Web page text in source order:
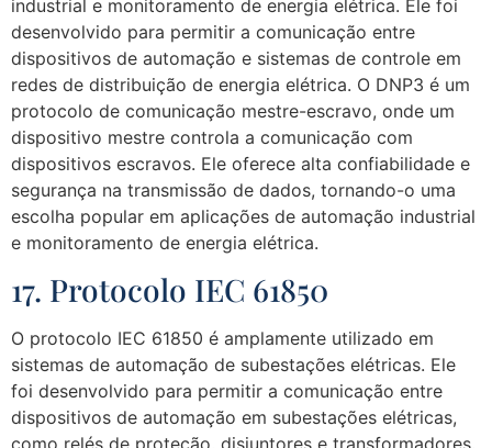
industrial e monitoramento de energia elétrica. Ele foi
desenvolvido para permitir a comunicação entre
dispositivos de automação e sistemas de controle em
redes de distribuição de energia elétrica. O DNP3 é um
protocolo de comunicação mestre-escravo, onde um
dispositivo mestre controla a comunicação com
dispositivos escravos. Ele oferece alta confiabilidade e
segurança na transmissão de dados, tornando-o uma
escolha popular em aplicações de automação industrial
e monitoramento de energia elétrica.
17. Protocolo IEC 61850
O protocolo IEC 61850 é amplamente utilizado em
sistemas de automação de subestações elétricas. Ele
foi desenvolvido para permitir a comunicação entre
dispositivos de automação em subestações elétricas,